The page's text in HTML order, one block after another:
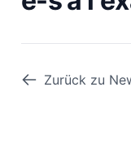
Zurück zu